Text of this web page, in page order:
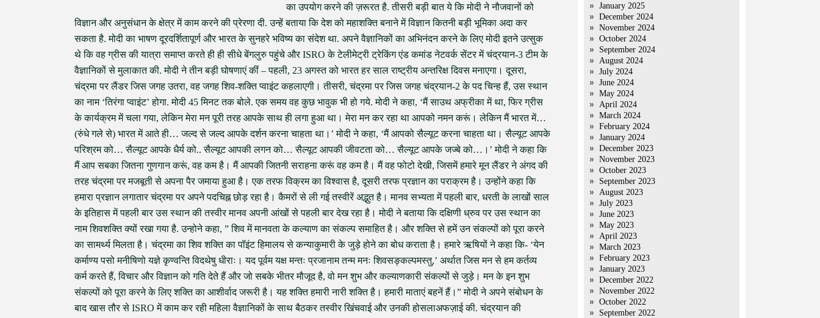
का उपयोग करने की ज़रूरत है. तीसरी बड़ी बात ये कि मोदी ने नौजवानों को
विज्ञान और अनुसंधान के क्षेत्र में काम करने की प्रेरणा दी. उन्हें बताया कि देश को महाशक्ति बनाने में विज्ञान कितनी बड़ी भूमिका अदा कर
सकता है. मोदी का भाषण दूरदर्शितापूर्ण और भारत के सुनहरे भविष्य का संदेश था. अपने वैज्ञानिकों का अभिनंदन करने के लिए मोदी इतने उत्सुक
थे कि वह ग्रीस की यात्रा समाप्त करते ही ही सीधे बेंगलुरु पहुंचे और ISRO के टेलीमेट्री ट्रेकिंग एंड कमांड नेटवर्क सेंटर में चंद्रयान-3 टीम के
वैज्ञानिकों से मुलाकात की. मोदी ने तीन बड़ी घोषणाएं कीं – पहली, 23 अगस्त को भारत हर साल राष्ट्रीय अन्तरिक्ष दिवस मनाएगा। दूसरा,
चंद्रमा पर लैंडर जिस जगह उतरा, वह जगह शिव-शक्ति प्वाइंट कहलाएगी। तीसरी, चंद्रमा पर जिस जगह चंद्रयान-2 के पद चिन्ह हैं, उस स्थान
का नाम ‘तिरंगा प्वाइंट’ होगा. मोदी 45 मिनट तक बोले. एक समय वह कुछ भावुक भी हो गये. मोदी ने कहा, ‘मैं साउथ अफ्रीका में था, फिर ग्रीस
के कार्यक्रम में चला गया, लेकिन मेरा मन पूरी तरह आपके साथ ही लगा हुआ था। मेरा मन कर रहा था आपको नमन करूं। लेकिन मैं भारत में…
(रुंधे गले से) भारत में आते ही… जल्द से जल्द आपके दर्शन करना चाहता था।’ मोदी ने कहा, ‘मैं आपको सैल्यूट करना चाहता था। सैल्यूट आपके
परिश्रम को… सैल्यूट आपके धैर्य को.. सैल्यूट आपकी लगन को… सैल्यूट आपकी जीवटता को… सैल्यूट आपके जज्बे को…।’ मोदी ने कहा कि
मैं आप सबका जितना गुणगान करूं, वह कम है। मैं आपकी जितनी सराहना करूं वह कम है। मैं वह फोटो देखी, जिसमें हमारे मून लैंडर ने अंगद की
तरह चंद्रमा पर मजबूती से अपना पैर जमाया हुआ है। एक तरफ विक्रम का विश्वास है, दूसरी तरफ प्रज्ञान का पराक्रम है। उन्होंने कहा कि
हमारा प्रज्ञान लगातार चंद्रमा पर अपने पदचिह्न छोड़ रहा है। कैमरों से ली गई तस्वीरें अद्भुत है। मानव सभ्यता में पहली बार, धरती के लाखों साल
के इतिहास में पहली बार उस स्थान की तस्वीर मानव अपनी आंखों से पहली बार देख रहा है। मोदी ने बताया कि दक्षिणी ध्रुव पर उस स्थान का
नाम शिवशक्ति क्यों रखा गया है. उन्होने कहा, ” शिव में मानवता के कल्याण का संकल्प समाहित है। और शक्ति से हमें उन संकल्पों को पूरा करने
का सामर्थ्य मिलता है। चंद्रमा का शिव शक्ति का पॉइंट हिमालय से कन्याकुमारी के जुड़े होने का बोध कराता है। हमारे ऋषियों ने कहा कि- ‘येन
कर्माण्य पसो मनीषिणो यज्ञे कृण्वन्ति विदथेषु धीराः। यद पूर्वम यक्ष मन्तः प्रजानाम तन्म मनः शिवसङ्कल्पमस्तु,’ अर्थात जिस मन से हम कर्तव्य
कर्म करते हैं, विचार और विज्ञान को गति देते हैं और जो सबके भीतर मौजूद है, वो मन शुभ और कल्याणकारी संकल्पों से जुड़े। मन के इन शुभ
संकल्पों को पूरा करने के लिए शक्ति का आशीर्वाद जरूरी है। यह शक्ति हमारी नारी शक्ति है। हमारी माताएं बहनें हैं।” मोदी ने अपने संबोधन के
बाद खास तौर से ISRO में काम कर रही महिला वैज्ञानिकों के साथ बैठकर तस्वीर खिंचवाई और उनकी होसलाअफज़ाई की. चंद्रयान की
January 2025
December 2024
November 2024
October 2024
September 2024
August 2024
July 2024
June 2024
May 2024
April 2024
March 2024
February 2024
January 2024
December 2023
November 2023
October 2023
September 2023
August 2023
July 2023
June 2023
May 2023
April 2023
March 2023
February 2023
January 2023
December 2022
November 2022
October 2022
September 2022